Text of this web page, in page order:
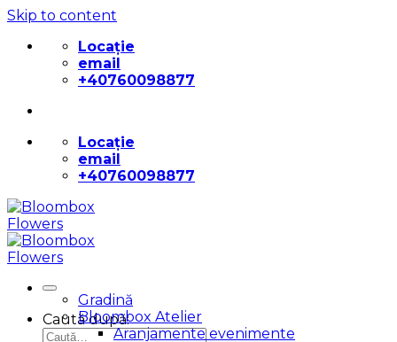
Skip to content
Locație
email
+40760098877
Locație
email
+40760098877
Caută după:
Gradină
Bloombox Atelier
Aranjamente evenimente